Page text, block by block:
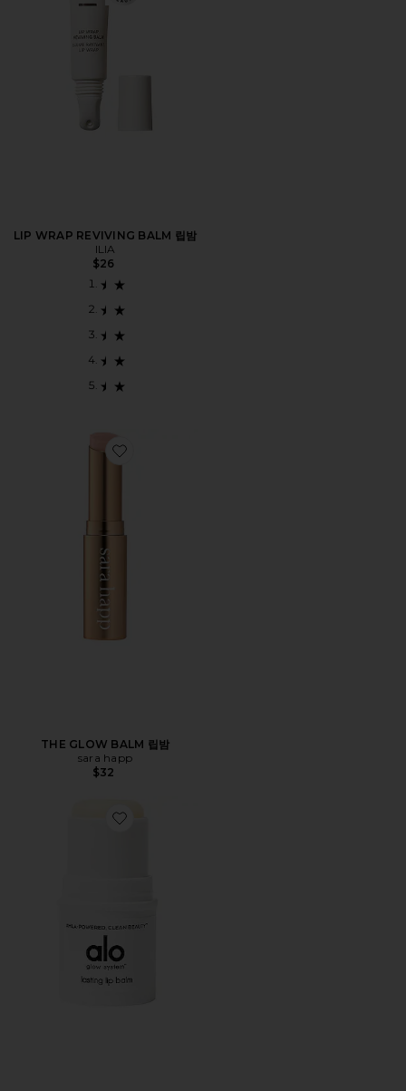
LIP WRAP REVIVING BALM 립밤
ILIA
$26
Favorite THE GLOW BALM 립밤
THE GLOW BALM 립밤
sara happ
$32
Favorite LASTING LIP BALM 지속되는 립밤